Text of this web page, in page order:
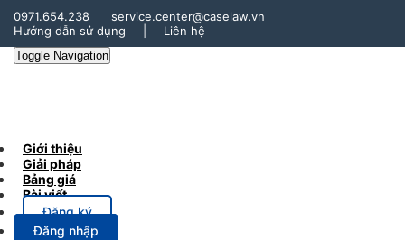
0971.654.238
service.center@caselaw.vn
Hướng dẫn sử dụng
Liên hệ
Toggle Navigation
Giới thiệu
Giải pháp
Bảng giá
Bài viết
Đăng ký
Đăng nhập